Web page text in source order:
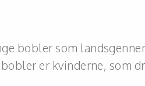
bobler som
er kvinderne, som